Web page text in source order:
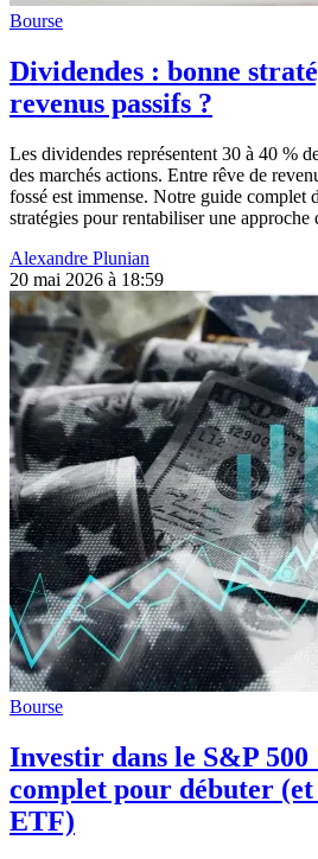
Bourse
Dividendes : bonne
revenus passifs ?
Les dividendes représentent 30 à 40 %
des marchés actions. Entre rêve de
fossé est immense. Notre guide complet
stratégies pour rentabiliser une approche
Alexandre Plunian
20 mai 2026 à 18:59
Bourse
Investir dans le S&P 500
complet pour débuter
ETF)